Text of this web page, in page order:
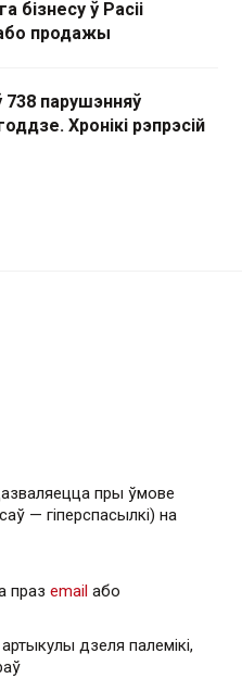
бізнесу ў Расіі
продажы
738 парушэнняў
Хронікі рэпрэсій
пры ўмове
— гiперспасылкi) на
праз email або
дзеля палемікі,